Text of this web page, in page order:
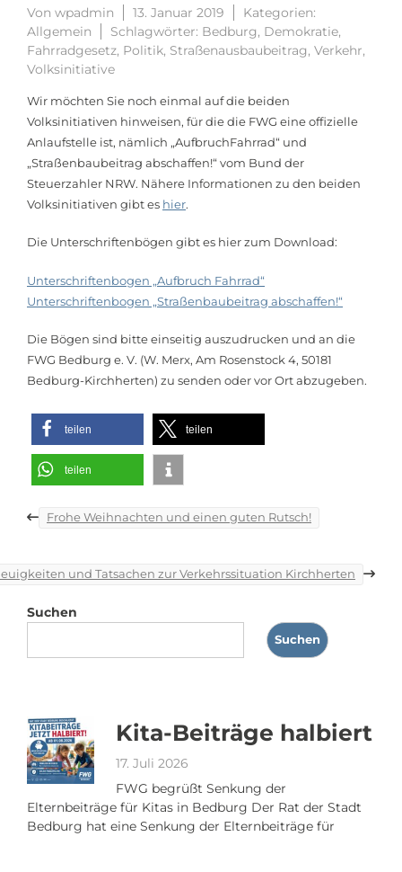
Von wpadmin 13. Januar 2019
Kategorien:
Allgemein
Schlagwörter: Bedburg, Demokratie,
Fahrradgesetz, Politik, Straßenausbaubeitrag, Verkehr,
Volksinitiative
Wir möchten Sie noch einmal auf die beiden
Volksinitiativen hinweisen, für die die FWG eine offizielle
Anlaufstelle ist, nämlich „AufbruchFahrrad“ und
„Straßenbaubeitrag abschaffen!“ vom Bund der
Steuerzahler NRW. Nähere Informationen zu den beiden
Volksinitiativen gibt es hier.
Die Unterschriftenbögen gibt es hier zum Download:
Unterschriftenbogen „Aufbruch Fahrrad“
Unterschriftenbogen „Straßenbaubeitrag abschaffen!“
Die Bögen sind bitte einseitig auszudrucken und an die
FWG Bedburg e. V. (W. Merx, Am Rosenstock 4, 50181
Bedburg-Kirchherten) zu senden oder vor Ort abzugeben.
teilen teilen
teilen
Beitragsnavigation
Frohe Weihnachten und einen guten Rutsch!
und Tatsachen zur Verkehrssituation Kirchherten
Suchen
Suchen
Kita-Beiträge halbiert
17. Juli 2026
FWG begrüßt Senkung der
Elternbeiträge für Kitas in Bedburg Der Rat der Stadt
Bedburg hat eine Senkung der Elternbeiträge für